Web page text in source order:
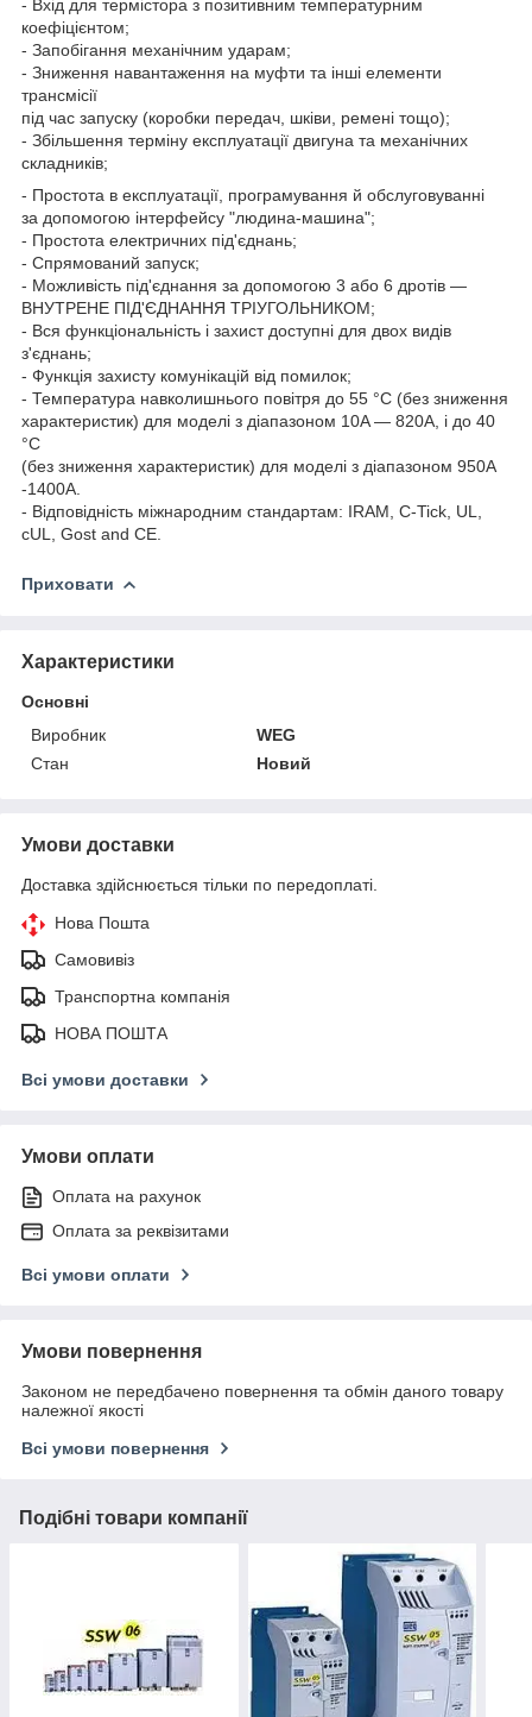
- Вхід для термістора з позитивним температурним
коефіцієнтом;
- Запобігання механічним ударам;
- Зниження навантаження на муфти та інші елементи
трансмісії
під час запуску (коробки передач, шківи, ремені тощо);
- Збільшення терміну експлуатації двигуна та механічних
складників;
- Простота в експлуатації, програмування й обслуговуванні
за допомогою інтерфейсу "людина-машина";
- Простота електричних під'єднань;
- Спрямований запуск;
- Можливість під'єднання за допомогою 3 або 6 дротів —
ВНУТРЕНЕ ПІД'ЄДНАННЯ ТРІУГОЛЬНИКОМ;
- Вся функціональність і захист доступні для двох видів
з'єднань;
- Функція захисту комунікацій від помилок;
- Температура навколишнього повітря до 55 °C (без зниження
характеристик) для моделі з діапазоном 10A — 820A, і до 40
°C
(без зниження характеристик) для моделі з діапазоном 950A
-1400A.
- Відповідність міжнародним стандартам: IRAM, C-Tick, UL,
cUL, Gost and CE.
Приховати
Характеристики
Основні
Виробник
WEG
Стан
Новий
Умови доставки
Доставка здійснюється тільки по передоплаті.
Нова Пошта
Самовивіз
Транспортна компанія
НОВА ПОШТА
Всі умови доставки
Умови оплати
Оплата на рахунок
Оплата за реквізитами
Всі умови оплати
Умови повернення
Законом не передбачено повернення та обмін даного товару
належної якості
Всі умови повернення
Подібні товари компанії